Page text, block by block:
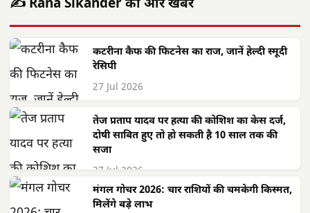
✍️ Rana Sikander की और खबरें
कटरीना कैफ की फिटनेस का राज, जानें हेल्दी स्मूदी
रेसिपी
27 Jul 2026
तेज प्रताप यादव पर हत्या की कोशिश का केस दर्ज,
दोषी साबित हुए तो हो सकती है 10 साल तक की
सजा
27 Jul 2026
मंगल गोचर 2026: चार राशियों की चमकेगी किस्मत,
मिलेंगे बड़े लाभ